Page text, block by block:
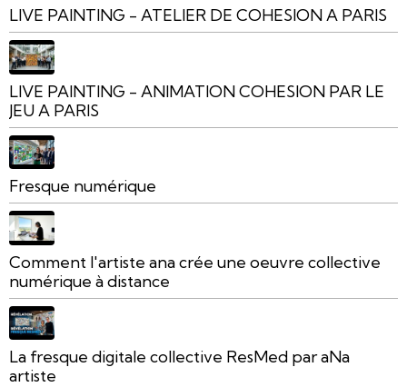
LIVE PAINTING - ATELIER DE COHESION A PARIS
LIVE PAINTING - ANIMATION COHESION PAR LE
JEU A PARIS
Fresque numérique
Comment l'artiste ana crée une oeuvre collective
numérique à distance
La fresque digitale collective ResMed par aNa
artiste